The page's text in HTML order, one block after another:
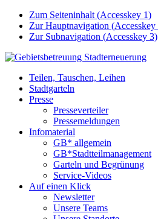
Zum Seiteninhalt (Accesskey 1)
Zur Hauptnavigation (Accesskey
Zur Subnavigation (Accesskey 3)
Teilen, Tauschen, Leihen
Stadtgarteln
Presse
Presseverteiler
Pressemeldungen
Infomaterial
GB* allgemein
GB*Stadtteilmanagement
Garteln und Begrünung
Service-Videos
Auf einen Klick
Newsletter
Unsere Teams